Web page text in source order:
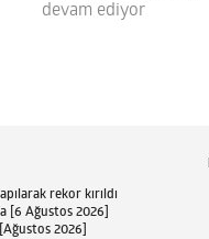
devam ediyor
rekor kırıldı
[6 Ağustos 2026]
2026]